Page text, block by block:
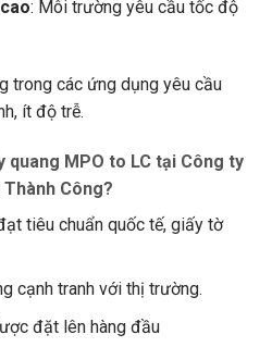
: Môi trường yêu cầu tốc độ
trong các ứng dụng yêu cầu
ít độ trễ.
quang MPO to LC tại Công ty
Công?
tiêu chuẩn quốc tế, giấy tờ
cạnh tranh với thị trường.
đặt lên hàng đầu